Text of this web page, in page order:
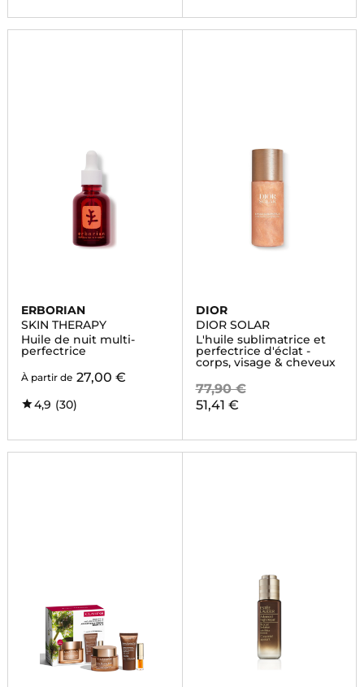
ERBORIAN
SKIN THERAPY
Huile de nuit multi-
perfectrice
À partir de 27,00 €
4,9 (30)
DIOR
DIOR SOLAR
L'huile sublimatrice et
perfectrice d'éclat -
corps, visage & cheveux
77,90 €
51,41 €